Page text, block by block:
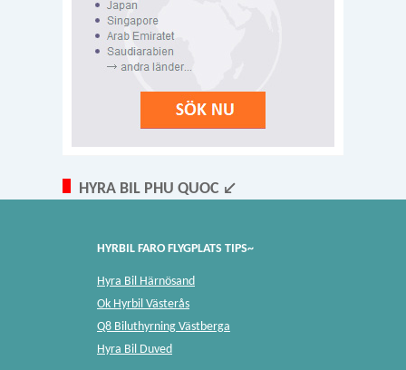
HYRA BIL PHU QUOC ↙
HYRBIL FARO FLYGPLATS TIPS~
Hyra Bil Härnösand
Ok Hyrbil Västerås
Q8 Biluthyrning Västberga
Hyra Bil Duved